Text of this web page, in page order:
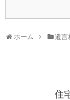
ホーム 遺言
住